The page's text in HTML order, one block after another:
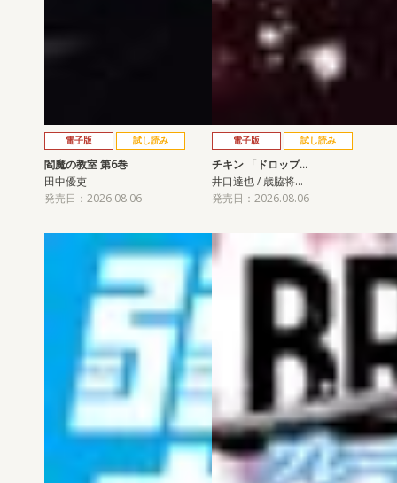
電子版 試し読み
閻魔の教室 第6巻
田中優吏
発売日：2026.08.06
電子版 試し読み
チキン 「ドロップ…
井口達也 / 歳脇将…
発売日：2026.08.06